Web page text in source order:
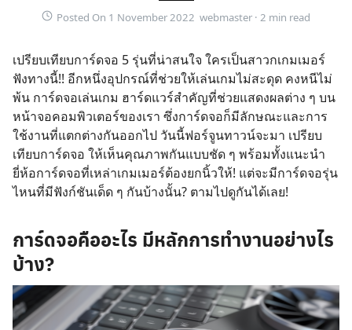
Posted On 1 November 2022 webmaster ·
เปรียบเทียบการ์ดจอ 5 รุ่นที่น่าสนใจ ใครเป็นสาวกเกมเมอร์
ฟังทางนี้!! อีกหนึ่งอุปกรณ์ที่ช่วยให้เล่นเกมไม่สะดุด คงหนีไม่
พ้น การ์ดจอเล่นเกม ฮาร์ดแวร์สำคัญที่ช่วยแสดงผลต่าง ๆ บน
หน้าจอคอมพิวเตอร์ของเรา ซึ่งการ์ดจอก็มีลักษณะและการ
ใช้งานที่แตกต่างกันออกไป วันนี้ฟอร์จูนทาวน์จะมา เปรียบ
เทียบการ์ดจอ ให้เห็นคุณภาพกันแบบชัด ๆ พร้อมทั้งแนะนำ
ยี่ห้อการ์ดจอที่เหล่าเกมเมอร์ต้องยกนิ้วให้! แต่จะมีการ์ดจอรุ่น
ไหนที่มีฟังก์ชันเด็ด ๆ กันบ้างนั้น? ตามไปดูกันได้เลย!
การ์ดจอคืออะไร มีหลักการทำงานอย่างไร
บ้าง?